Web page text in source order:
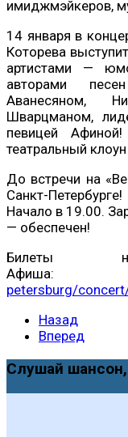
имиджмэйкеров,
14 января в
Которева
артистами —
авторами
Аванесяном,
Шварцманом,
певицей
театральный
До встречи на
Санкт-
Начало в 19.00.
— обеспечен!
Билеты
petersburg/
Назад
Вперед
Слушай